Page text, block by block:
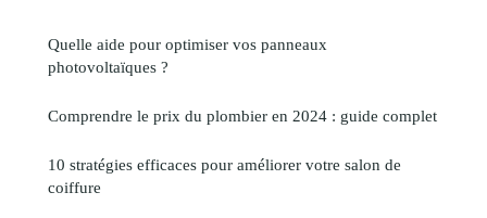
Quelle aide pour optimiser vos panneaux
photovoltaïques ?
Comprendre le prix du plombier en 2024 : guide complet
10 stratégies efficaces pour améliorer votre salon de
coiffure